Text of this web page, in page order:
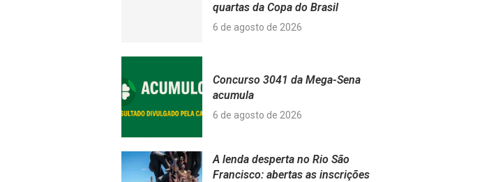
quartas da Copa do Brasil
6 de agosto de 2026
Concurso 3041 da Mega-Sena
acumula
6 de agosto de 2026
A lenda desperta no Rio São
Francisco: abertas as inscrições